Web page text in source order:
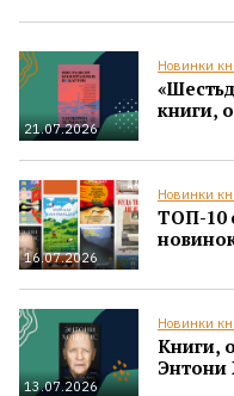
21.07.2026
Новинки
книги,
16.07.2026
Новинки
ТОП-10
13.07.2026
Новинки
Книги,
Энтони